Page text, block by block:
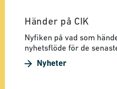
Händer på CIK
Nyfiken på vad som
nyhetsflöde för de
Nyheter